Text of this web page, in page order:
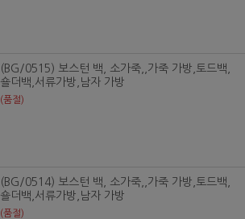
(BG/0515) 보스턴 백, 소가죽,,가죽 가방,토드백,
숄더백,서류가방,남자 가방
(품절)
(BG/0514) 보스턴 백, 소가죽,,가죽 가방,토드백,
숄더백,서류가방,남자 가방
(품절)